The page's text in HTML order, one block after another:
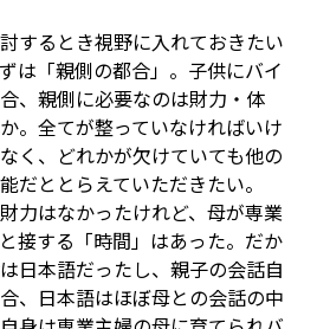
するとき視野に入れておきたい
は「親側の都合」。子供にバイ
、親側に必要なのは財力・体
。全てが整っていなければいけ
く、どれかが欠けていても他の
だととらえていただきたい。
力はなかったけれど、母が専業
接する「時間」はあった。だか
日本語だったし、親子の会話自
、日本語はほぼ母との会話の中